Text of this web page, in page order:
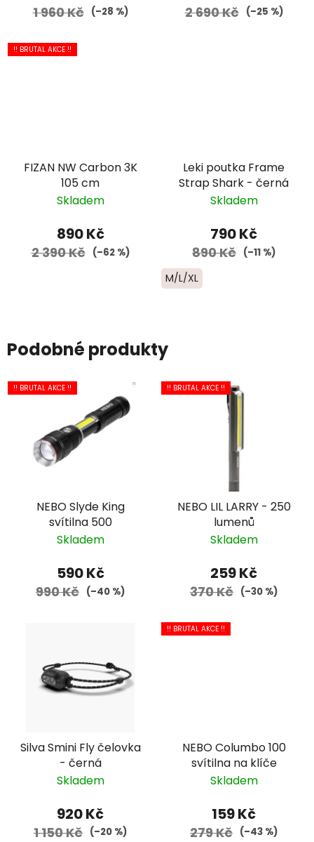
1 960 Kč (–28 %) 2 690 Kč (–25 %)
!! BRUTAL AKCE !!
FIZAN NW Carbon 3K
105 cm
Skladem
890 Kč
2 390 Kč (–62 %)
Leki poutka Frame
Strap Shark - černá
Skladem
790 Kč
890 Kč (–11 %)
M/L/XL
Podobné produkty
!! BRUTAL AKCE !!
NEBO Slyde King
svítilna 500
Skladem
590 Kč
990 Kč (–40 %)
!! BRUTAL AKCE !!
NEBO LIL LARRY - 250
lumenů
Skladem
259 Kč
370 Kč (–30 %)
Silva Smini Fly čelovka
- černá
Skladem
920 Kč
1 150 Kč (–20 %)
!! BRUTAL AKCE !!
NEBO Columbo 100
svítilna na klíče
Skladem
159 Kč
279 Kč (–43 %)